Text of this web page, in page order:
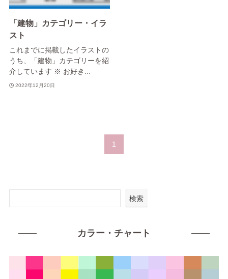
「建物」カテゴリー・イラ
スト
これまでに掲載したイラストの
うち、「建物」カテゴリーを紹
介しています ※ お好き...
2022年12月20日
1
検索
カラー・チャート